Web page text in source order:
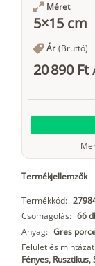
Méret
5×15 cm
Ár (Bruttó)
20 890 Ft
Termékjellemzők
Termékkód:
Csomagolás: 66
Anyag: Gres
Felület és
Fényes,